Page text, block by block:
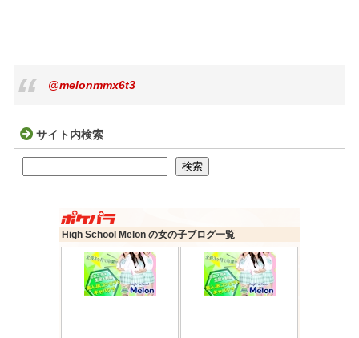
@melonmmx6t3
サイト内検索
検索